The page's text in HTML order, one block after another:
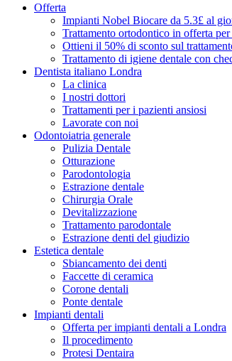
Offerta
Impianti Nobel Biocare da 5.3£ al
Trattamento ortodontico in offerta
Ottieni il 50% di sconto sul
Trattamento di igiene dentale con
Dentista italiano Londra
La clinica
I nostri dottori
Trattamenti per i pazienti ansiosi
Lavorate con noi
Odontoiatria generale
Pulizia Dentale
Otturazione
Parodontologia
Estrazione dentale
Chirurgia Orale
Devitalizzazione
Trattamento parodontale
Estrazione denti del giudizio
Estetica dentale
Sbiancamento dei denti
Faccette di ceramica
Corone dentali
Ponte dentale
Impianti dentali
Offerta per impianti dentali a Londra
Il procedimento
Protesi Dentaira